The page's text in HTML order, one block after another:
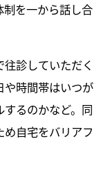
を一から話し合
診していただく
や時間帯はいつが
るのかなど。同
自宅をバリアフ